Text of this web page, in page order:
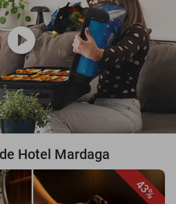
play_circle
Hotel Mardaga
43%